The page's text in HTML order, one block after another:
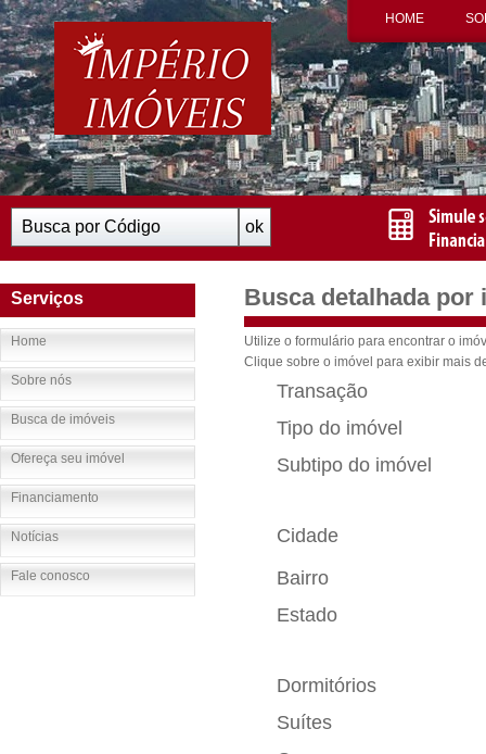
HOME
Serviços
Home
Sobre nós
Busca de imóveis
Ofereça seu imóvel
Financiamento
Notícias
Fale conosco
Busca detalhada por
Utilize o formulário para encontrar o
Clique sobre o imóvel para exibir mais
Transação
Tipo do imóvel
Subtipo do imóvel
Cidade
Bairro
Estado
Dormitórios
Suítes